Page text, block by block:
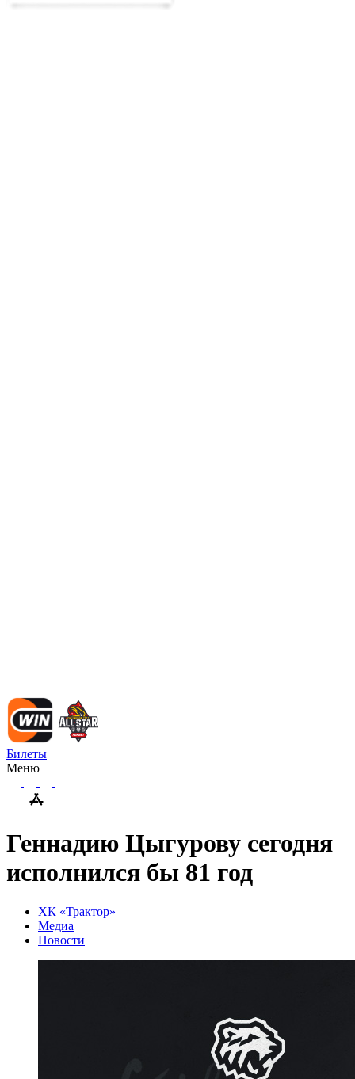
Билеты
Меню
Геннадию Цыгурову сегодня
исполнился бы 81 год
ХК «Трактор»
Медиа
Новости